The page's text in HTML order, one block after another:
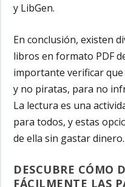
y LibGen.
En conclusión, existen
libros en formato PDF
importante verificar
y no piratas, para no
La lectura es una
para todos, y estas
de ella sin gastar dinero.
DESCUBRE CÓMO
FÁCILMENTE LAS